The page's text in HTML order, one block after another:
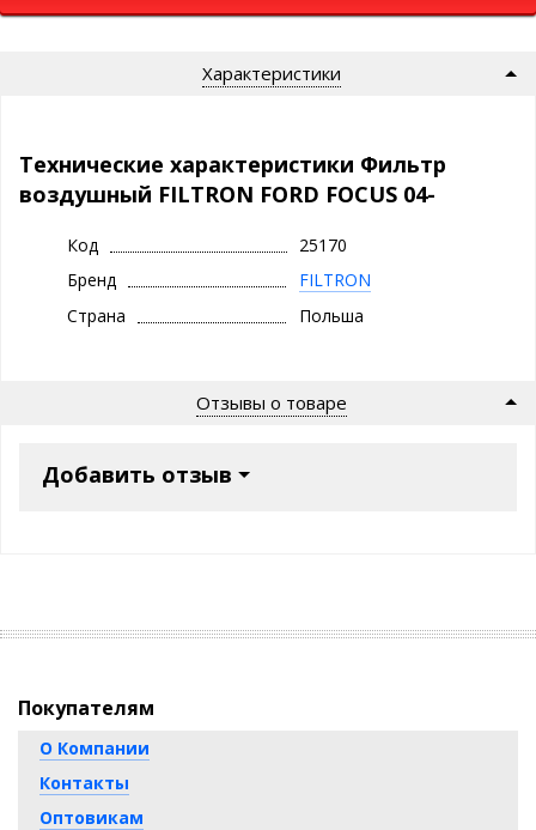
Характеристики
Технические характеристики Фильтр
воздушный FILTRON FORD FOCUS 04-
Код
25170
Бренд
FILTRON
Страна
Польша
Отзывы о товаре
Добавить отзыв
Покупателям
О Компании
Контакты
Оптовикам